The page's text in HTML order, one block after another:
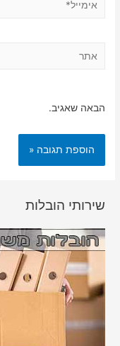
הבאה שאגיב.
שירותי הובלות